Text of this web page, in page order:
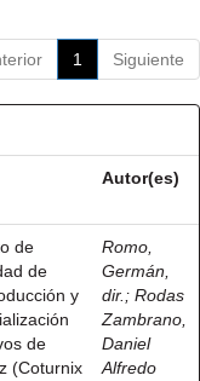
1 Siguiente
Autor(es)
de
de
y
de
(Coturnix
Romo,
Germán,
dir. ; Rodas
Zambrano,
Daniel
Alfredo